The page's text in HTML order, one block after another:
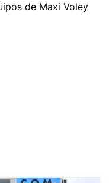
de Maxi Voley